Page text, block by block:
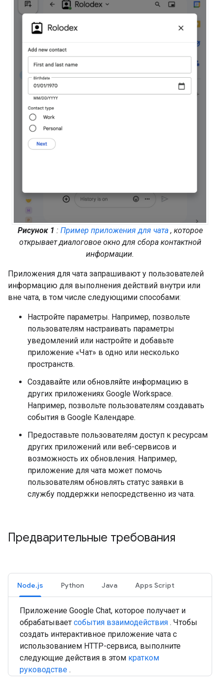
Рисунок 1 : Пример приложения для чата, которое
открывает диалоговое окно для сбора контактной
информации.
Приложения для чата запрашивают у пользователей
информацию для выполнения действий внутри или
вне чата, в том числе следующими способами:
Настройте параметры. Например, позвольте
пользователям настраивать параметры
уведомлений или настройте и добавьте
приложение «Чат» в одно или несколько
пространств.
Создавайте или обновляйте информацию в
других приложениях Google Workspace.
Например, позвольте пользователям создавать
события в Google Календаре.
Предоставьте пользователям доступ к ресурсам
других приложений или веб-сервисов и
возможность их обновления. Например,
приложение для чата может помочь
пользователям обновлять статус заявки в
службу поддержки непосредственно из чата.
Предварительные требования
Node.js Python Java Apps Script
Приложение Google Chat, которое получает и
обрабатывает события взаимодействия . Чтобы
создать интерактивное приложение чата с
использованием HTTP-сервиса, выполните
следующие действия в этом кратком
руководстве .